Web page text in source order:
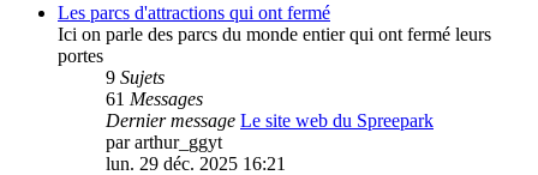
Les parcs d'attractions qui ont fermé
Ici on parle des parcs du monde entier qui ont fermé leurs
portes
9 Sujets
61 Messages
Dernier message Le site web du Spreepark
pararthur_ggyt
lun. 29 déc. 2025 16:21